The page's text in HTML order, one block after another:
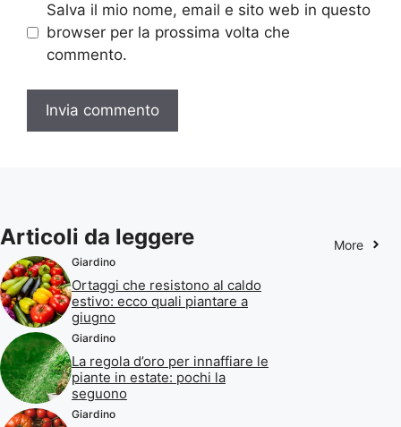
Salva il mio nome, email e sito web in questo
browser per la prossima volta che
commento.
Articoli da leggere More
Giardino
Ortaggi che resistono al caldo
estivo: ecco quali piantare a
giugno
Giardino
La regola d’oro per innaffiare le
piante in estate: pochi la
seguono
Giardino